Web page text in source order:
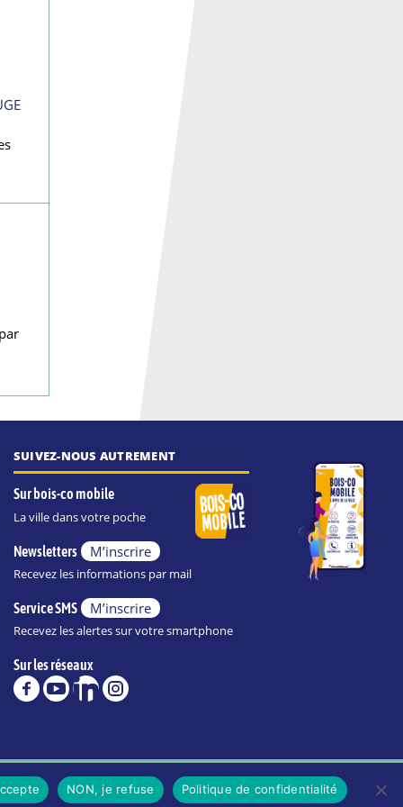
SUIVEZ-NOUS AUTREMENT
Sur bois-co mobile
La ville dans votre poche
Newsletters M’inscrire
Recevez les informations par mail
Service SMS M’inscrire
Recevez les alertes sur votre smartphone
Sur les réseaux
POLITIQUE DE CONFIDENTIALITÉ DE LA VILLE
NON, je refuse Politique de confidentialité